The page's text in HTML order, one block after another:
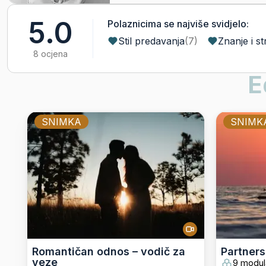
5.0
8 ocjena
Polaznicima se najviše svidjelo:
Stil predavanja(7) Znanje i
SNIMKA
Romantičan odnos – vodič za
veze
9